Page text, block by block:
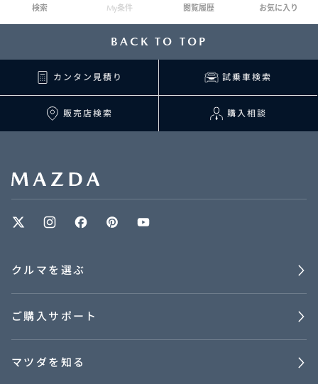
検索 My条件 閲覧履歴 お気に入り
BACK TO TOP
カンタン見積り 試乗車検索
販売店検索 購入相談
クルマを選ぶ
ご購入サポート
マツダを知る